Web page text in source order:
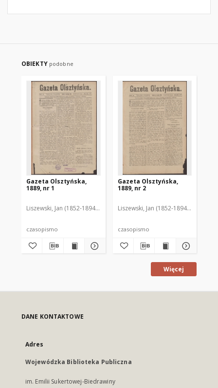
OBIEKTY podobne
Gazeta Olsztyńska,
1889, nr 1
Liszewski, Jan (1852-1894). Red.
czasopismo
Gazeta Olsztyńska,
1889, nr 2
Liszewski, Jan (1852-1894). Red.
czasopismo
Więcej
DANE KONTAKTOWE
Adres
Wojewódzka Biblioteka Publiczna
im. Emilii Sukertowej-Biedrawiny